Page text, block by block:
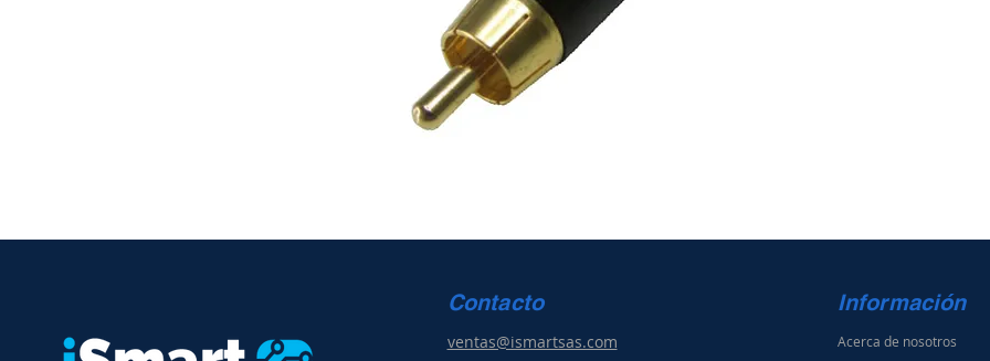
Contacto
ventas@ismartsas.com
Información
Acerca de nosotros